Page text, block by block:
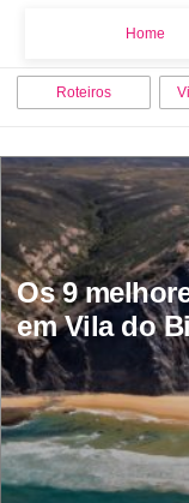
Home
Roteiros
Os 9
em Vila do